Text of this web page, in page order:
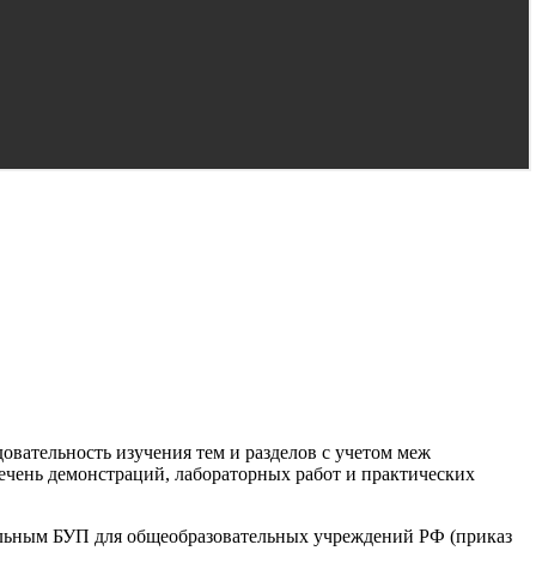
изучения тем и разделов с учетом меж
демонстраций, лабораторных работ и практических
БУП для общеобразовательных учреждений РФ (приказ